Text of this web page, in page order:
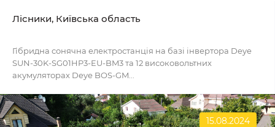
Лісники, Київська область
Гібридна сонячна електростанція на базі інвертора Deye
SUN-30K-SG01HP3-EU-BM3 та 12 високовольтних
акумуляторах Deye BOS-GM...
15.08.2024